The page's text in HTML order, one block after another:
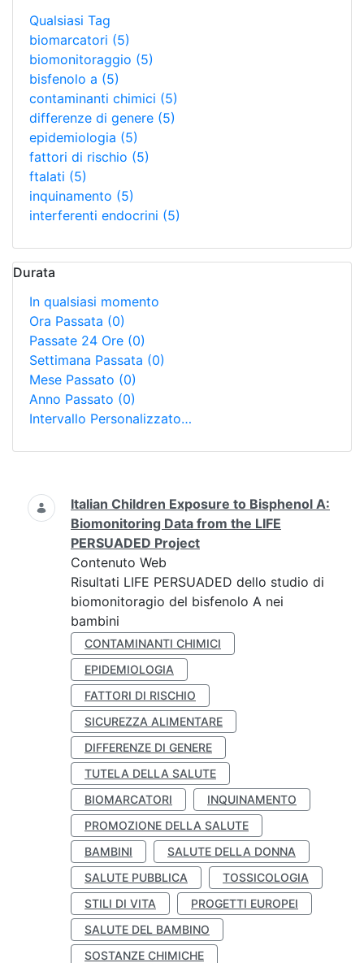
Qualsiasi Tag
biomarcatori (5)
biomonitoraggio (5)
bisfenolo a (5)
contaminanti chimici (5)
differenze di genere (5)
epidemiologia (5)
fattori di rischio (5)
ftalati (5)
inquinamento (5)
interferenti endocrini (5)
Durata
In qualsiasi momento
Ora Passata (0)
Passate 24 Ore (0)
Settimana Passata (0)
Mese Passato (0)
Anno Passato (0)
Intervallo Personalizzato…
Ricerca
Italian Children Exposure to Bisphenol A:
Biomonitoring Data from the LIFE
PERSUADED Project
Contenuto Web
Risultati LIFE PERSUADED dello studio di
biomonitoragio del bisfenolo A nei
bambini
CONTAMINANTI CHIMICI
EPIDEMIOLOGIA
FATTORI DI RISCHIO
SICUREZZA ALIMENTARE
DIFFERENZE DI GENERE
TUTELA DELLA SALUTE
BIOMARCATORI
INQUINAMENTO
PROMOZIONE DELLA SALUTE
BAMBINI
SALUTE DELLA DONNA
SALUTE PUBBLICA
TOSSICOLOGIA
STILI DI VITA
PROGETTI EUROPEI
SALUTE DEL BAMBINO
SOSTANZE CHIMICHE